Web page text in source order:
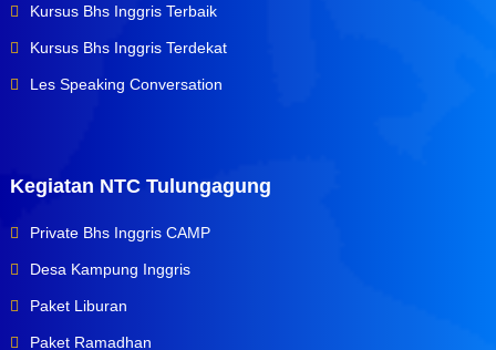
Kursus Bhs Inggris Terbaik
Kursus Bhs Inggris Terdekat
Les Speaking Conversation
Kegiatan NTC Tulungagung
Private Bhs Inggris CAMP
Desa Kampung Inggris
Paket Liburan
Paket Ramadhan